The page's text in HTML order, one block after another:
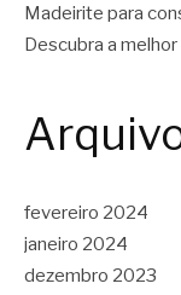
Madeirite para
Descubra a
fevereiro 2024
janeiro 2024
dezembro 2023